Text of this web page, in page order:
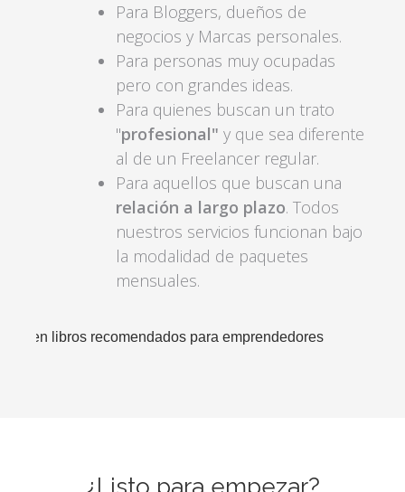
Para Bloggers, dueños de
negocios y Marcas personales.
Para personas muy ocupadas
pero con grandes ideas.
Para quienes buscan un trato
"profesional" y que sea diferente
al de un Freelancer regular.
Para aquellos que buscan una
relación a largo plazo. Todos
nuestros servicios funcionan bajo
la modalidad de paquetes
mensuales.